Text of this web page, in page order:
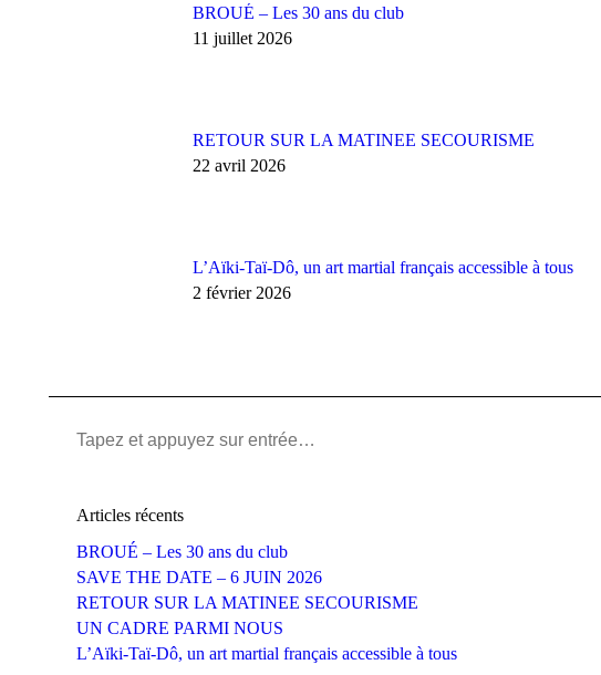
BROUÉ – Les 30 ans du club
11 juillet 2026
RETOUR SUR LA MATINEE SECOURISME
22 avril 2026
L’Aïki-Taï-Dô, un art martial français accessible à tous
2 février 2026
Recherche
Articles récents
BROUÉ – Les 30 ans du club
SAVE THE DATE – 6 JUIN 2026
RETOUR SUR LA MATINEE SECOURISME
UN CADRE PARMI NOUS
L’Aïki-Taï-Dô, un art martial français accessible à tous